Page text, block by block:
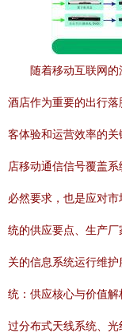
随着移动互联网的
酒店作为重要的出行
客体验和运营效率的
店移动通信信号覆盖
必然要求，也是应对
统的供应要点、生产
关的信息系统运行维
统：供应核心与价值
过分布式天线系统、